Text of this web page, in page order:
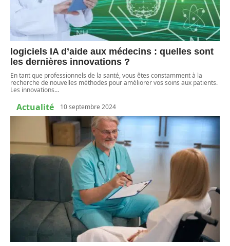
logiciels IA d’aide aux médecins : quelles sont
les dernières innovations ?
En tant que professionnels de la santé, vous êtes constamment à la
recherche de nouvelles méthodes pour améliorer vos soins aux patients.
Les innovations…
Actualité 10 septembre 2024